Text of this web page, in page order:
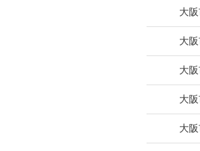
大
大
大
大
大